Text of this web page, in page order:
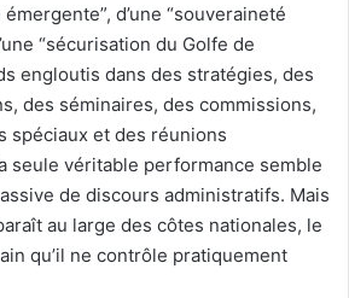
d’une “souveraineté
“sécurisation du Golfe de
engloutis dans des stratégies, des
des séminaires, des commissions,
spéciaux et des réunions
seule véritable performance semble
de discours administratifs. Mais
au large des côtes nationales, le
qu’il ne contrôle pratiquement